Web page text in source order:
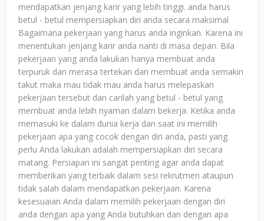
mendapatkan jenjang karir yang lebih tinggi. anda harus
betul - betul mempersiapkan diri anda secara maksimal
Bagaimana pekerjaan yang harus anda inginkan. Karena ini
menentukan jenjang karir anda nanti di masa depan. Bila
pekerjaan yang anda lakukan hanya membuat anda
terpuruk dan merasa tertekan dan membuat anda semakin
takut maka mau tidak mau anda harus melepaskan
pekerjaan tersebut dan carilah yang betul - betul yang
membuat anda lebih nyaman dalam bekerja. Ketika anda
memasuki ke dalam dunia kerja dan saat ini memilih
pekerjaan apa yang cocok dengan diri anda, pasti yang
perlu Anda lakukan adalah mempersiapkan diri secara
matang. Persiapan ini sangat penting agar anda dapat
memberikan yang terbaik dalam sesi rekrutmen ataupun
tidak salah dalam mendapatkan pekerjaan. Karena
kesesuaian Anda dalam memilih pekerjaan dengan diri
anda dengan apa yang Anda butuhkan dan dengan apa